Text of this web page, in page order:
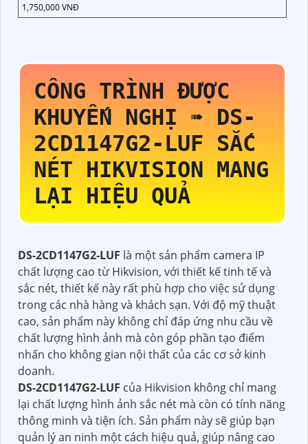
1,750,000 VNĐ
CÔNG TRÌNH ĐƯỢC
KHUYẾN NGHỊ ➠ DS-
2CD1147G2-LUF SẮC
NÉT HIKVISION MANG
LẠI HIỆU QUẢ
DS-2CD1147G2-LUF là một sản phẩm camera IP
chất lượng cao từ Hikvision, với thiết kế tinh tế và
sắc nét, thiết kế này rất phù hợp cho việc sử dụng
trong các nhà hàng và khách sạn. Với độ mỹ thuật
cao, sản phẩm này không chỉ đáp ứng nhu cầu về
chất lượng hình ảnh mà còn góp phần tạo điểm
nhấn cho không gian nội thất của các cơ sở kinh
doanh.
DS-2CD1147G2-LUF của Hikvision không chỉ mang
lại chất lượng hình ảnh sắc nét mà còn có tính năng
thông minh và tiện ích. Sản phẩm này sẽ giúp bạn
quản lý an ninh một cách hiệu quả, giúp nâng cao